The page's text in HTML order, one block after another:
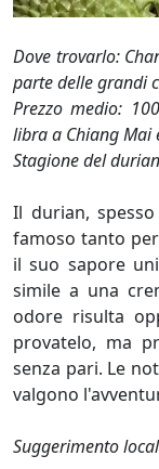
Dove trovarlo:
parte delle grandi
Prezzo medio:
libra a Chiang Mai
Stagione del
Il durian,
famoso tanto
il suo sapore
simile a una
odore risulta
provatelo, ma
senza pari. Le
valgono
Suggerimento